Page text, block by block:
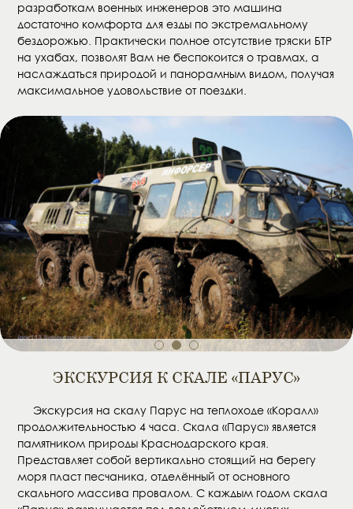
разработкам военных инженеров это машина
достаточно комфорта для езды по экстремальному
бездорожью. Практически полное отсутствие тряски БТР
на ухабах, позволят Вам не беспокоится о травмах, а
наслаждаться природой и панорамным видом, получая
максимальное удовольствие от поездки.
3
ЭКСКУРСИЯ К СКАЛЕ «ПАРУС»
Экскурсия на скалу Парус на теплоходе «Коралл»
продолжительностью 4 часа. Скала «Парус» является
памятником природы Краснодарского края.
Представляет собой вертикально стоящий на берегу
моря пласт песчаника, отделённый от основного
скального массива провалом. С каждым годом скала